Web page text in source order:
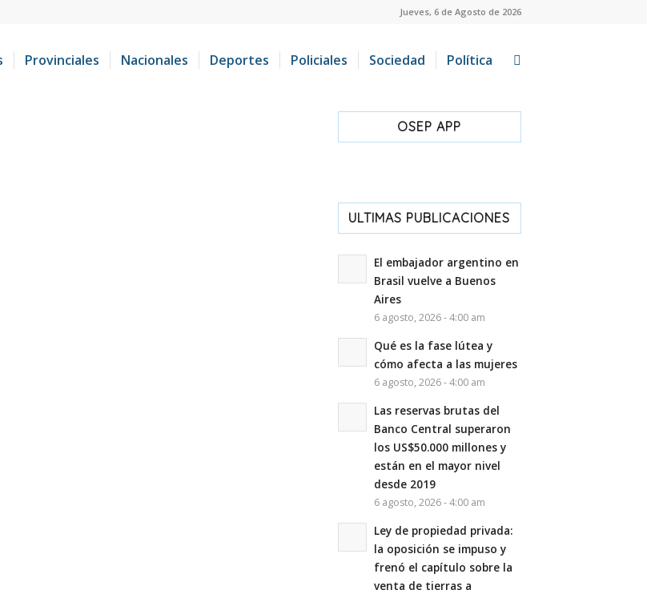
Jueves, 6 de Agosto de 2026
Provinciales Nacionales Deportes Policiales Sociedad Política
OSEP APP
ULTIMAS PUBLICACIONES
El embajador argentino en
Brasil vuelve a Buenos
Aires
6 agosto, 2026 - 4:00 am
Qué es la fase lútea y
cómo afecta a las mujeres
6 agosto, 2026 - 4:00 am
Las reservas brutas del
Banco Central superaron
los US$50.000 millones y
están en el mayor nivel
desde 2019
6 agosto, 2026 - 4:00 am
Ley de propiedad privada:
la oposición se impuso y
frenó el capítulo sobre la
venta de tierras a